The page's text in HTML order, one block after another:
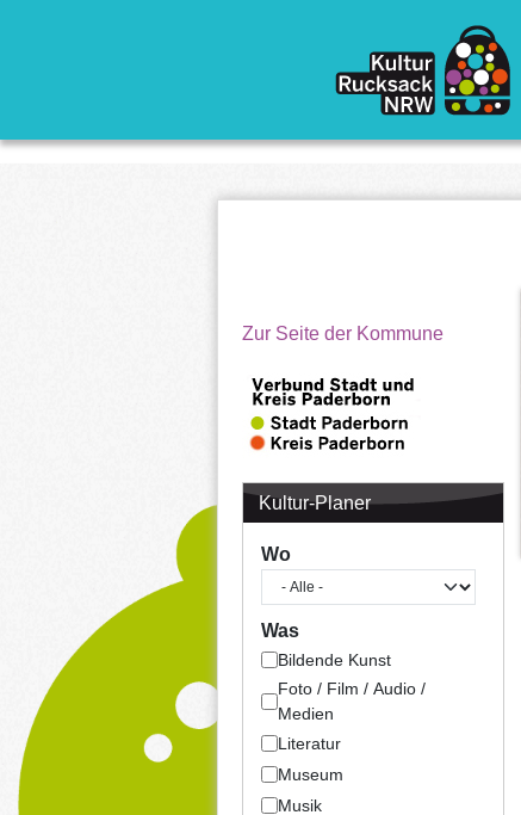
Zur Seite der Kommune
Kultur-Planer
Wo
Was
Bildende Kunst
Foto / Film / Audio /
Medien
Literatur
Museum
Musik